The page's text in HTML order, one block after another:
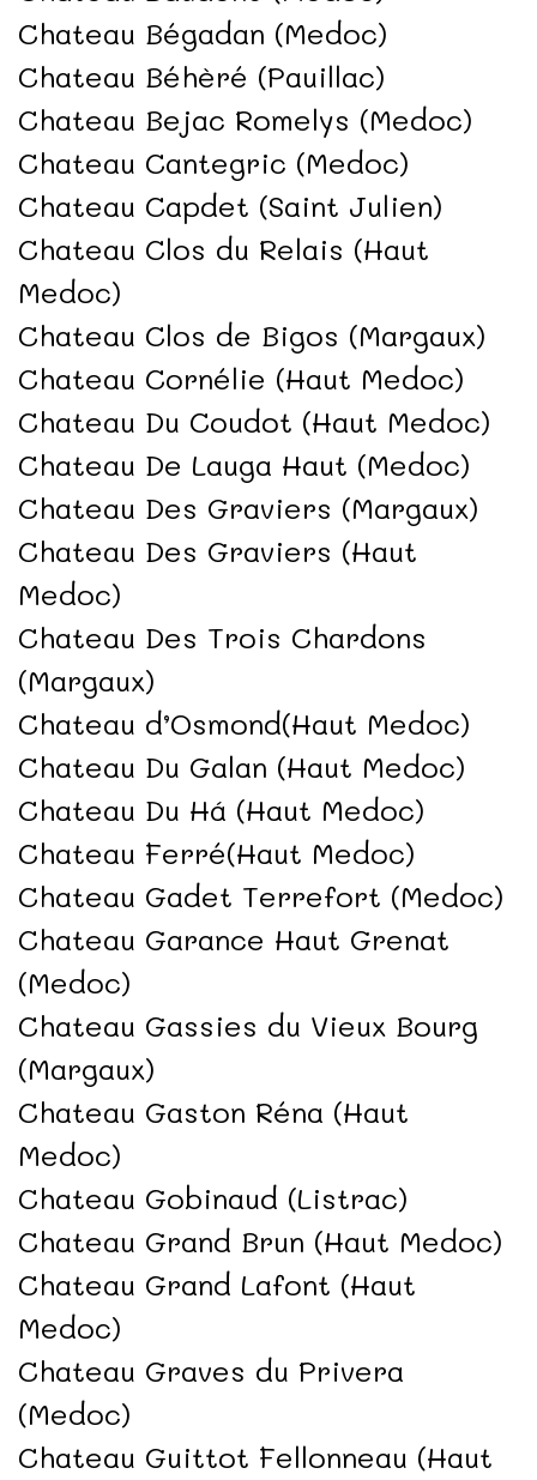
Chateau Bégadan (Medoc)
Chateau Béhèré (Pauillac)
Chateau Bejac Romelys (Medoc)
Chateau Cantegric (Medoc)
Chateau Capdet (Saint Julien)
Chateau Clos du Relais (Haut
Medoc)
Chateau Clos de Bigos (Margaux)
Chateau Cornélie (Haut Medoc)
Chateau Du Coudot (Haut Medoc)
Chateau De Lauga Haut (Medoc)
Chateau Des Graviers (Margaux)
Chateau Des Graviers (Haut
Medoc)
Chateau Des Trois Chardons
(Margaux)
Chateau d’Osmond(Haut Medoc)
Chateau Du Galan (Haut Medoc)
Chateau Du Há (Haut Medoc)
Chateau Ferré(Haut Medoc)
Chateau Gadet Terrefort (Medoc)
Chateau Garance Haut Grenat
(Medoc)
Chateau Gassies du Vieux Bourg
(Margaux)
Chateau Gaston Réna (Haut
Medoc)
Chateau Gobinaud (Listrac)
Chateau Grand Brun (Haut Medoc)
Chateau Grand Lafont (Haut
Medoc)
Chateau Graves du Privera
(Medoc)
Chateau Guittot Fellonneau (Haut